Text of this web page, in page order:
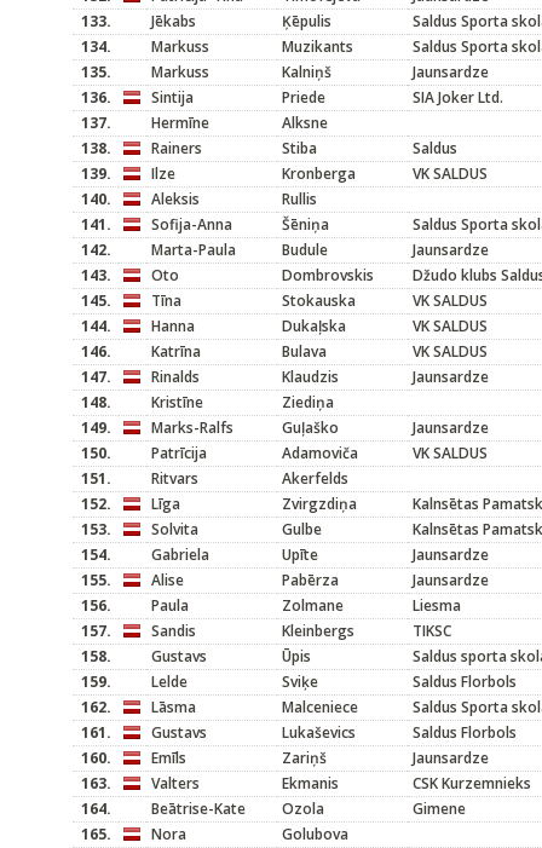
133.
Jēkabs Ķēpulis
Saldus Sporta
134.
Markuss Muzikants
Saldus Sporta
135.
Markuss Kalniņš
Jaunsardze
136.
Sintija Priede
SIA Joker Ltd.
137.
Hermīne
Alksne
138.
Rainers Stiba
Saldus
139.
Ilze Kronberga
VK SALDUS
140.
Aleksis
Rullis
141.
Sofija-Anna Šēniņa
Saldus Sporta
142.
Marta-Paula Budule
Jaunsardze
143.
Oto Dombrovskis
Džudo klubs
145.
Tīna Stokauska
VK SALDUS
144.
Hanna Dukaļska
VK SALDUS
146.
Katrīna Bulava
VK SALDUS
147.
Rinalds Klaudzis
Jaunsardze
148.
Kristīne
Ziediņa
149.
Marks-Ralfs Guļaško
Jaunsardze
150.
Patrīcija Adamoviča
VK SALDUS
151.
Ritvars
Akerfelds
152.
Līga Zvirgzdiņa
Kalnsētas
153.
Solvita Gulbe
Kalnsētas
154.
Gabriela Upīte
Jaunsardze
155.
Alise Pabērza
Jaunsardze
156.
Paula Zolmane
Liesma
157.
Sandis Kleinbergs
TIKSC
158.
Gustavs Ūpis
Saldus sporta
159.
Lelde Sviķe
Saldus Florbols
162.
Lāsma Malceniece
Saldus Sporta
161.
Gustavs Lukaševics
Saldus Florbols
160.
Emīls Zariņš
Jaunsardze
163.
Valters Ekmanis
CSK Kurzemnieks
164.
Beātrise-Kate Ozola
Gimene
165.
Nora
Golubova